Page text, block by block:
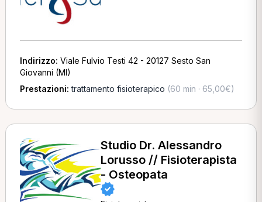
Indirizzo: Viale Fulvio Testi 42 - 20127 Sesto San
Giovanni (MI)
Prestazioni:trattamento fisioterapico (60 min · 65,00€)
Studio Dr. Alessandro
Lorusso // Fisioterapista
- Osteopata